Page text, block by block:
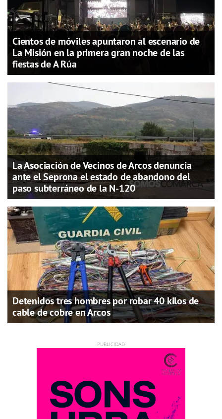
Cientos de móviles apuntaron al escenario de
La Misión en la primera gran noche de las
fiestas de A Rúa
La Asociación de Vecinos de Arcos denuncia
ante el Seprona el estado de abandono del
paso subterráneo de la N-120
Detenidos tres hombres por robar 40 kilos de
cable de cobre en Arcos